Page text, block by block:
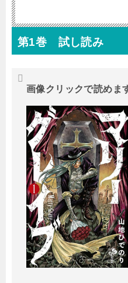
第1巻 試し読み
画像クリックで読めま